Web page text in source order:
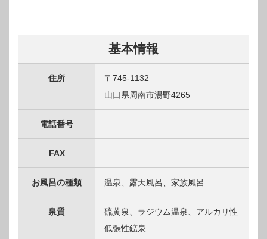
基本情報
住所
〒745-1132
山口県周南市湯野4265
電話番号
FAX
お風呂の種類 温泉、露天風呂、家族風呂
泉質
硫黄泉、ラジウム温泉、アルカリ性
低張性鉱泉